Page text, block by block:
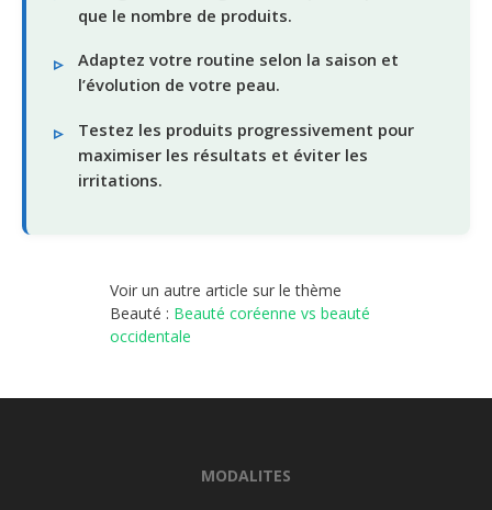
que le nombre de produits.
Adaptez votre routine selon la saison et
l’évolution de votre peau.
Testez les produits progressivement pour
maximiser les résultats et éviter les
irritations.
Voir un autre article sur le thème
Beauté : Beauté coréenne vs beauté
occidentale
MODALITES